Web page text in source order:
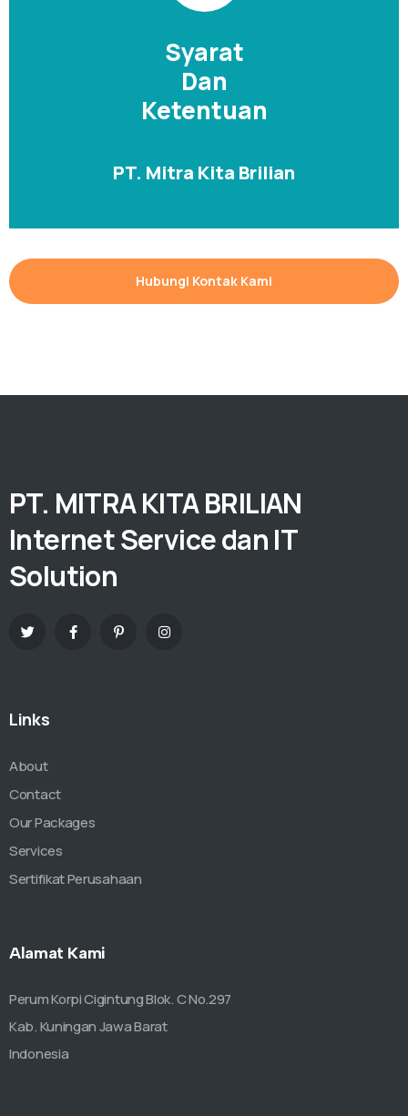
Syarat
Dan
Ketentuan
PT. Mitra Kita Brilian
Hubungi Kontak Kami
PT. MITRA KITA BRILIAN
Internet Service dan IT
Solution
Links
About
Contact
Our Packages
Services
Sertifikat Perusahaan
Alamat Kami
Perum Korpi Cigintung Blok. C No.297
Kab. Kuningan Jawa Barat
Indonesia